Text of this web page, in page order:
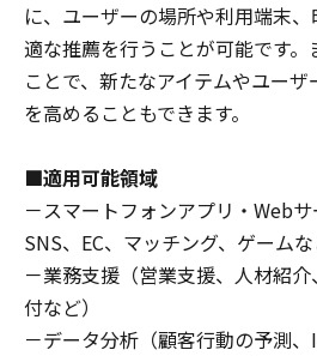
に、ユーザーの場所や利用端末
適な推薦を行うことが可能です
ことで、新たなアイテムやユー
を高めることもできます。
■適用可能領域
－スマートフォンアプリ・Webサ
SNS、EC、マッチング、ゲームな
－業務支援（営業支援、人材紹
付など）
－データ分析（顧客行動の予測